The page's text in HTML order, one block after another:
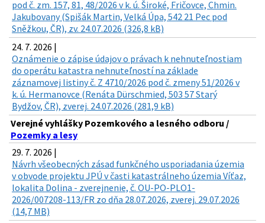
pod č. zm. 157, 81, 48/2026 v k. ú. Široké, Fričovce, Chmin.
Jakubovany (Spišák Martin, Velká Úpa, 542 21 Pec pod
Sněžkou, ČR), zv. 24.07.2026 (326,8 kB)
24. 7. 2026 |
Oznámenie o zápise údajov o právach k nehnuteľnostiam
do operátu katastra nehnuteľností na základe
záznamovej listiny č. Z 4710/2026 pod č. zmeny 51/2026 v
k. ú. Hermanovce (Renáta Dürschmied, 503 57 Starý
Bydžov, ČR), zverej. 24.07.2026 (281,9 kB)
Verejné vyhlášky Pozemkového a lesného odboru /
Pozemky a lesy
29. 7. 2026 |
Návrh všeobecných zásad funkčného usporiadania územia
v obvode projektu JPÚ v časti katastrálneho územia Víťaz,
lokalita Dolina - zverejnenie, č. OU-PO-PLO1-
2026/007208-113/FR zo dňa 28.07.2026, zverej. 29.07.2026
(14,7 MB)